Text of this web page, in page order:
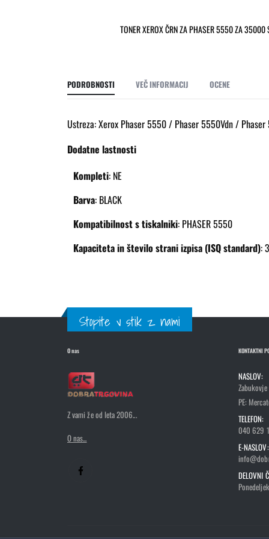
TONER XEROX ČRN ZA PHASER 5550 ZA 35000
galerije
slik
PODROBNOSTI
Ustreza: Xerox Phaser 5550 / Phaser 5550Vdn /
Dodatne lastnosti
Kompleti: NE
Barva: BLACK
Kompatibilnost s tiskalniki: PHASER 5550
Kapaciteta in število strani izpisa (ISQ standard):
VEČ INFORMACIJ OCENE
Stopite v stik z nami
O nas
Z vami že od leta 2006...
O nas...
KONTAKTNI
NASLOV:
PE:
TELEFON:
040 629
E-NASLOV:
DELOVNI